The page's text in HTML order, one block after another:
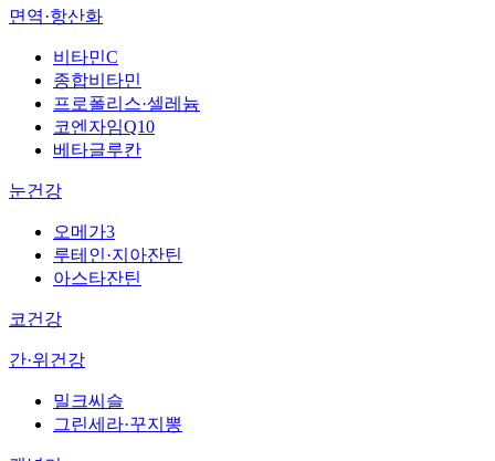
면역·항산화
비타민C
종합비타민
프로폴리스·셀레늄
코엔자임Q10
베타글루칸
눈건강
오메가3
루테인·지아잔틴
아스타잔틴
코건강
간·위건강
밀크씨슬
그린세라·꾸지뽕